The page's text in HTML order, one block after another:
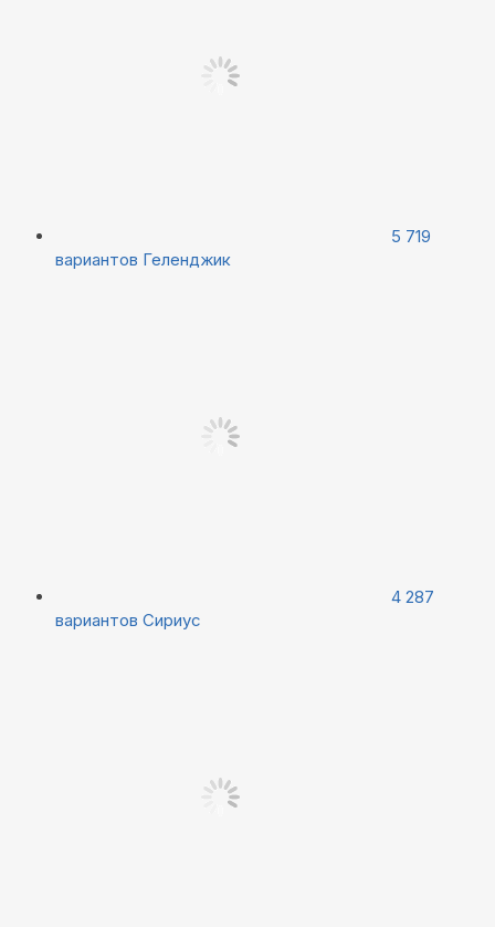
5 719
вариантов Геленджик
4 287
вариантов Сириус